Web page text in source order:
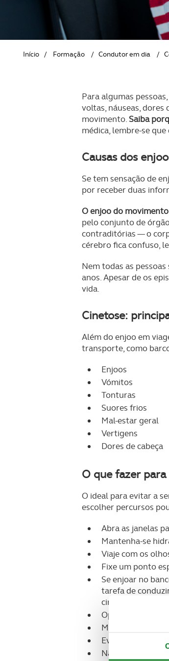
CLÁSSICOS
GOLFE
SOBRE O ACP SEGUROS
Início / Formação / Condutor em dia /
Para algumas
voltas, náuseas,
movimento. Saiba
médica, lembre-se que
Causas dos
Se tem sensação de
por receber duas
O enjoo do
pelo conjunto de
contraditórias — o
cérebro fica confuso,
Nem todas as
anos. Apesar de os
vida.
Cinetose:
Além do enjoo em
transporte, como
Enjoos
Vómitos
Tonturas
Suores frios
Mal-estar geral
Vertigens
Dores de cabeça
O que fazer
O ideal para evitar a
escolher percursos
Abra as janelas
Mantenha-se
Viaje com os
Fixe um ponto
Se enjoar no
tarefa de
cinetose.
Opte por viajar
Mantenha-se
Evite que o
Não fume no